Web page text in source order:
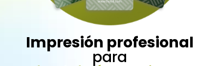
Impresión profesional
para